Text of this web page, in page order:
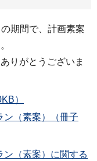
期間で、計画素案
りがとうございま
）
ン（素案）（冊子
ン（素案）に関する